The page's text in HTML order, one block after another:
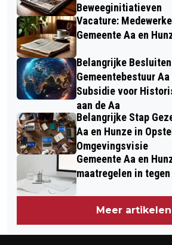
Beweeginitiatieven
Vacature:
Gemeente Aa en
Belangrijke Besluiten
Gemeentebestuur Aa
Subsidie voor
aan de Aa
Belangrijke Stap
Aa en Hunze in
Omgevingsvisie
Gemeente Aa en
maatregelen in
Meer artikelen